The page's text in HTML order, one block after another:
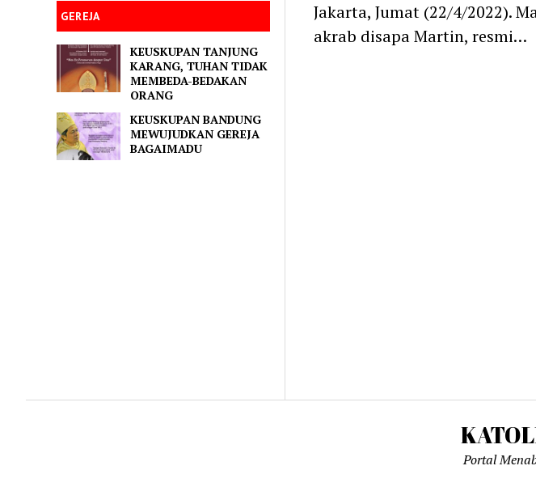
GEREJA
KEUSKUPAN TANJUNG
KARANG, TUHAN TIDAK
MEMBEDA-BEDAKAN
ORANG
KEUSKUPAN BANDUNG
MEWUJUDKAN GEREJA
BAGAIMADU
Jakarta, Jumat (22/4/2022).
akrab disapa Martin, resmi…
Portal